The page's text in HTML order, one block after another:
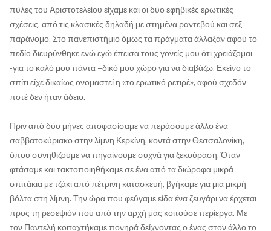
πύλες του Αριστοτελείου είχαμε και οι δύο εφηβικές ερωτικές
σχέσεις, από τις κλασικές δηλαδή με στημένα ραντεβού και σεξ
παράνομο. Στο πανεπιστήμιο όμως τα πράγματα άλλαξαν αφού το
πεδίο διευρύνθηκε ενώ εγώ έπεισα τους γονείς μου ότι χρειάζομαι
-για το καλό μου πάντα –δικό μου χώρο για να διαβάζω. Εκείνο το
σπίτι είχε δικαίως ονομαστεί η «το ερωτικό ρετιρέ», αφού σχεδόν
ποτέ δεν ήταν άδειο.
Πριν από δύο μήνες αποφασίσαμε να περάσουμε άλλο ένα
σαββατοκύριακο στην λίμνη Κερκίνη, κοντά στην Θεσσαλονίκη,
όπου συνηθίζουμε να πηγαίνουμε συχνά για ξεκούραση. Όταν
φτάσαμε και τακτοποιηθήκαμε σε ένα από τα διώροφα μικρά
σπιτάκια με τζάκι από πέτρινη κατασκευή, βγήκαμε για μια μικρή
βόλτα στη λίμνη. Την ώρα που φεύγαμε είδα ένα ζευγάρι να έρχεται
προς τη ρεσεψιόν που από την αρχή μας κοιτούσε περίεργα. Με
τον Παντελή κοιταχτήκαμε πονηρά δείχνοντας ο ένας στον άλλο το